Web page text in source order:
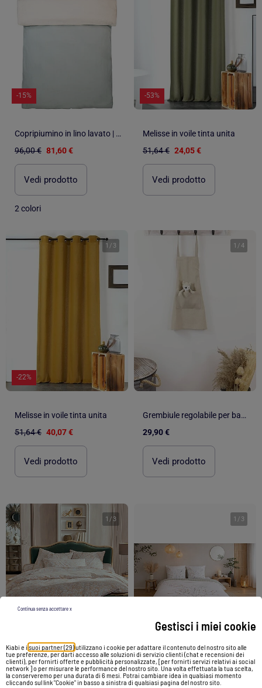
Gestisci i miei cookie
Kiabi e i suoi partner (29)utilizzano i cookie per adattare il contenuto del nostro sito alle
tue preferenze, per darti accesso alle soluzioni di servizio clienti (chat e recensioni dei
clienti), per fornirti offerte e pubblicità personalizzate, [per fornirti servizi relativi ai social
network ] o per misurare le performance del nostro sito. Una volta effettuata la tua scelta,
la conserveremo per una durata di 6 mesi. Potrai cambiare idea in qualsiasi momento
cliccando sul link "Cookie" in basso a sinistra di qualsiasi pagina del nostro sito.
Continua senza accettare x
-15%
Copripiumino in lino lavato | SEVIRA KIDS
96,00 € 81,60 €
Vedi prodotto
2 colori
-53%
Melisse in voile tinta unita
51,64 € 24,05 €
Vedi prodotto
1 / 3
-22%
Melisse in voile tinta unita
51,64 € 40,07 €
Vedi prodotto
1 /4
Grembiule regolabile per bambini in lino LINELLE
29,90 €
Vedi prodotto
1 /3
-27%
1 / 3
-27%